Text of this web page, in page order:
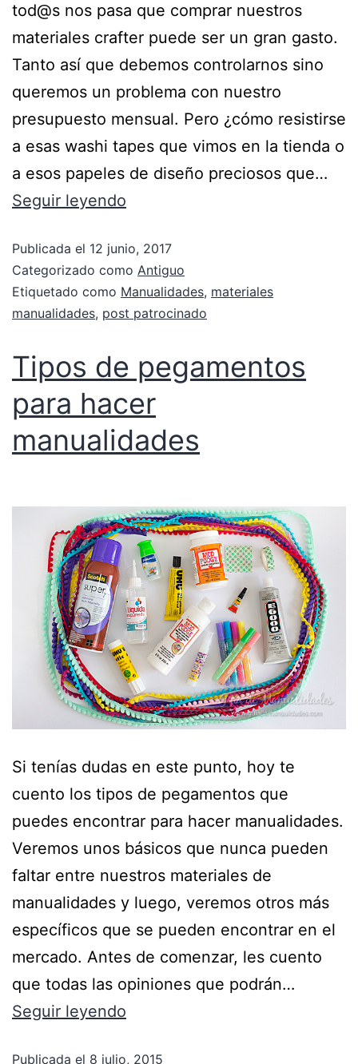
tod@s nos pasa que comprar nuestros
materiales crafter puede ser un gran gasto.
Tanto así que debemos controlarnos sino
queremos un problema con nuestro
presupuesto mensual. Pero ¿cómo resistirse
a esas washi tapes que vimos en la tienda o
a esos papeles de diseño preciosos que…
Seguir leyendo
Publicada el 12 junio, 2017
Categorizado como Antiguo
Etiquetado como Manualidades, materiales
manualidades, post patrocinado
Tipos de pegamentos
para hacer
manualidades
Si tenías dudas en este punto, hoy te
cuento los tipos de pegamentos que
puedes encontrar para hacer manualidades.
Veremos unos básicos que nunca pueden
faltar entre nuestros materiales de
manualidades y luego, veremos otros más
específicos que se pueden encontrar en el
mercado. Antes de comenzar, les cuento
que todas las opiniones que podrán…
Seguir leyendo
Publicada el 8 julio, 2015